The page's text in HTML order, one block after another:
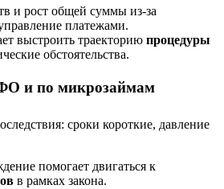
и рост общей суммы из-за
платежами.
выстроить траекторию процедуры
обстоятельства.
и по микрозаймам
сроки короткие, давление
помогает двигаться к
в рамках закона.